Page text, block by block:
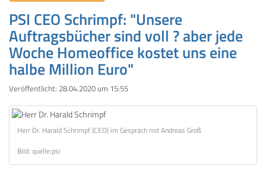
PSI CEO Schrimpf: "Unsere
Auftragsbücher sind voll ? aber jede
Woche Homeoffice kostet uns eine
halbe Million Euro"
Veröffentlicht: 28.04.2020 um 15:55
Herr Dr. Harald Schrimpf (CEO) im Gespräch mit Andreas Groß
Bild: quelle:psi